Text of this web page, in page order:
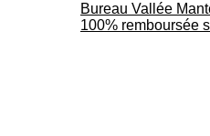
Bureau Vallée
100% remboursée